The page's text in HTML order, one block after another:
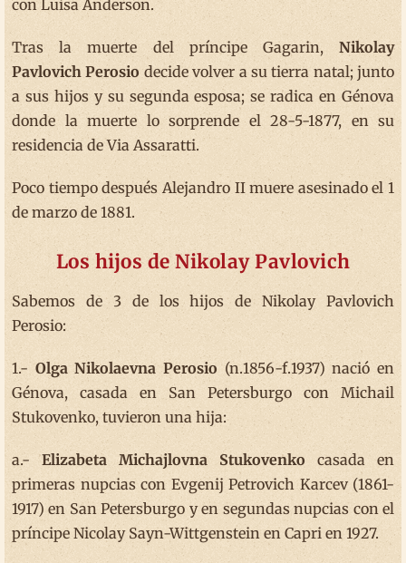
con Luisa Anderson.
Tras la muerte del príncipe Gagarin, Nikolay
Pavlovich Perosio decide volver a su tierra natal; junto
a sus hijos y su segunda esposa; se radica en Génova
donde la muerte lo sorprende el 28-5-1877, en su
residencia de Via Assaratti.
Poco tiempo después Alejandro II muere asesinado el 1
de marzo de 1881.
Los hijos de Nikolay Pavlovich
Sabemos de 3 de los hijos de Nikolay Pavlovich
Perosio:
1.-Olga Nikolaevna Perosio (n.1856-f.1937) nació en
Génova, casada en San Petersburgo con Michail
Stukovenko, tuvieron una hija:
a.-Elizabeta Michajlovna Stukovenko casada en
primeras nupcias con Evgenij Petrovich Karcev (1861-
1917) en San Petersburgo y en segundas nupcias con el
príncipe Nicolay Sayn-Wittgenstein en Capri en 1927.